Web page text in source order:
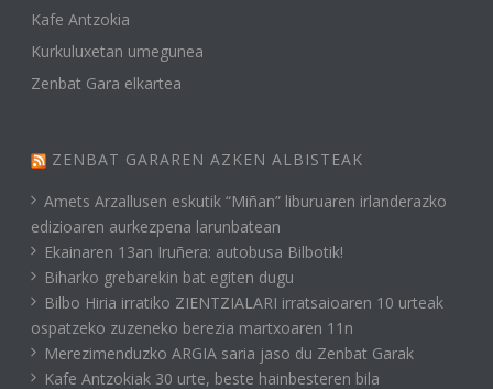
Kafe Antzokia
Kurkuluxetan umegunea
Zenbat Gara elkartea
ZENBAT GARAREN AZKEN ALBISTEAK
Amets Arzallusen eskutik “Miñan” liburuaren irlanderazko
edizioaren aurkezpena larunbatean
Ekainaren 13an Iruñera: autobusa Bilbotik!
Biharko grebarekin bat egiten dugu
Bilbo Hiria irratiko ZIENTZIALARI irratsaioaren 10 urteak
ospatzeko zuzeneko berezia martxoaren 11n
Merezimenduzko ARGIA saria jaso du Zenbat Garak
Kafe Antzokiak 30 urte, beste hainbesteren bila